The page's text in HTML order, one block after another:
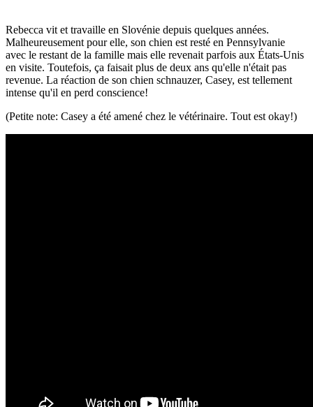
Rebecca vit et travaille en Slovénie depuis quelques années.
Malheureusement pour elle, son chien est resté en Pennsylvanie
avec le restant de la famille mais elle revenait parfois aux États-Unis
en visite. Toutefois, ça faisait plus de deux ans qu'elle n'était pas
revenue. La réaction de son chien schnauzer, Casey, est tellement
intense qu'il en perd conscience!
(Petite note: Casey a été amené chez le vétérinaire. Tout est okay!)